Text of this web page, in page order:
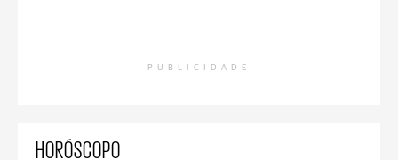
PUBLICIDADE
HORÓSCOPO